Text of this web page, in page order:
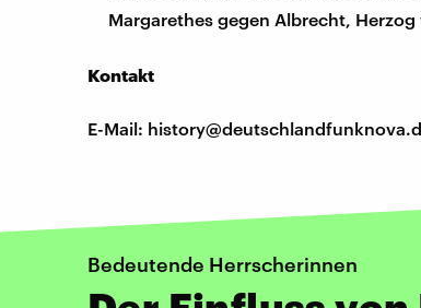
Margarethes gegen Albrecht,
Kontakt
E-Mail:
Bedeutende Herrscherinnen